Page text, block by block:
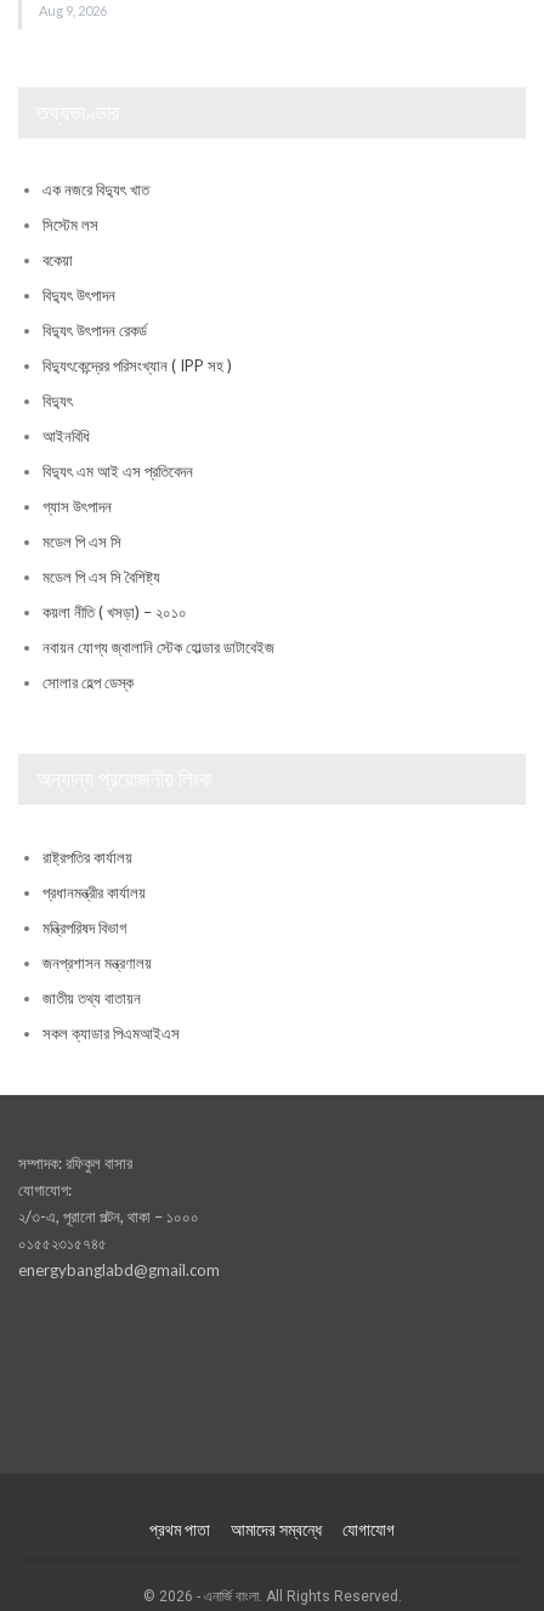
Aug 9, 2026
এক নজরে বিদ্যুৎ খাত
সিস্টেম লস
বকেয়া
বিদ্যুৎ উৎপাদন
বিদ্যুৎ উৎপাদন রেকর্ড
বিদ্যুৎকেন্দ্রের পরিসংখ্যান ( IPP সহ )
বিদ্যুৎ
আইনবিধি
বিদ্যুৎ এম আই এস প্রতিবেদন
গ্যাস উৎপাদন
মডেল পি এস সি
মডেল পি এস সি বৈশিষ্ট্য
কয়লা নীতি ( খসড়া) – ২০১০
নবায়ন যোগ্য জ্বালানি স্টেক হোল্ডার ডাটাবেইজ
সোলার হেল্প ডেস্ক
রাষ্ট্রপতির কার্যালয়
প্রধানমন্ত্রীর কার্যালয়
মন্ত্রিপরিষদ বিভাগ
জনপ্রশাসন মন্ত্রণালয়
জাতীয় তথ্য বাতায়ন
সকল ক্যাডার পিএমআইএস
সম্পাদক: রফিকুল বাসার
যোগাযোগ:
২/৩-এ, পূরানো পল্টন, থাকা – ১০০০
০১৫৫২৩১৫৭৪৫
energybanglabd@gmail.com
প্রথম পাতা আমাদের সম্বন্ধে যোগাযোগ
© 2026 - এনার্জি বাংলা. All Rights Reserved.